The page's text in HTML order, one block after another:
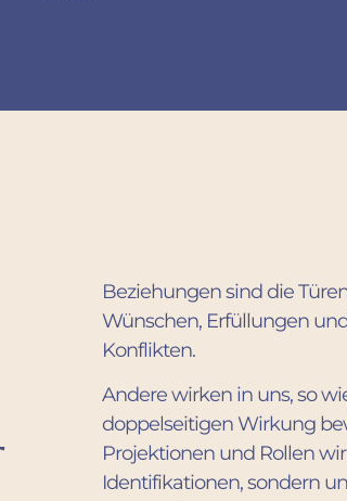
Beziehungen sind die
Wünschen, Erfüllungen
Konflikten.
Andere wirken in uns, so
doppelseitigen Wirkung
Projektionen und Rollen
Identifikationen, sondern